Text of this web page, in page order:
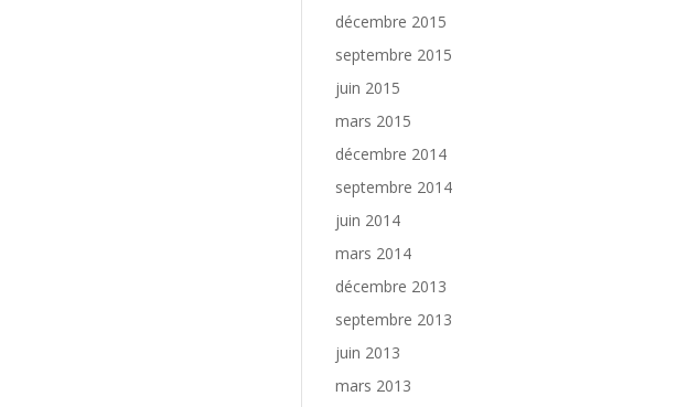
décembre 2015
septembre 2015
juin 2015
mars 2015
décembre 2014
septembre 2014
juin 2014
mars 2014
décembre 2013
septembre 2013
juin 2013
mars 2013